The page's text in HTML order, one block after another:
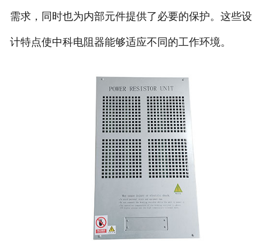
需求，同时也为内部元件提供了必要的保护。这些设
计特点使中科电阻器能够适应不同的工作环境。